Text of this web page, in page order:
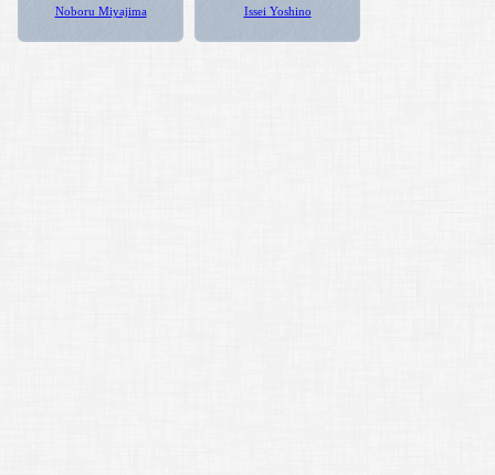
Noboru Miyajima Issei Yoshino